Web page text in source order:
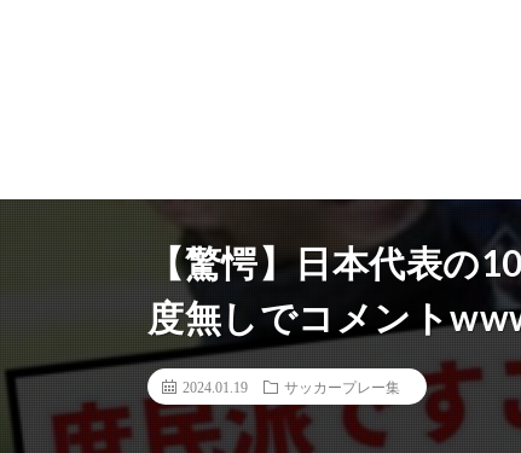
【驚愕】日本代表の
度無しでコメント
2024.01.19 サッカープレー集